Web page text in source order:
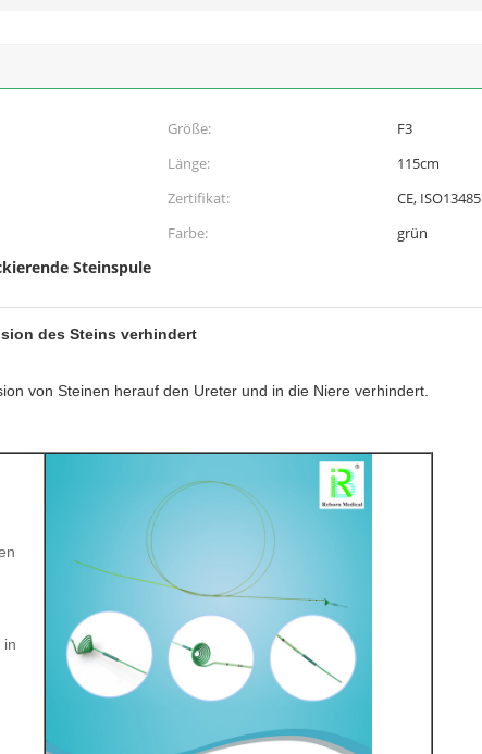
Größe:
F3
Länge:
115cm
Zertifikat:
CE, ISO13485
Farbe:
grün
Steinspule
des Steins verhindert
von Steinen herauf den Ureter und in die Niere verhindert.
in